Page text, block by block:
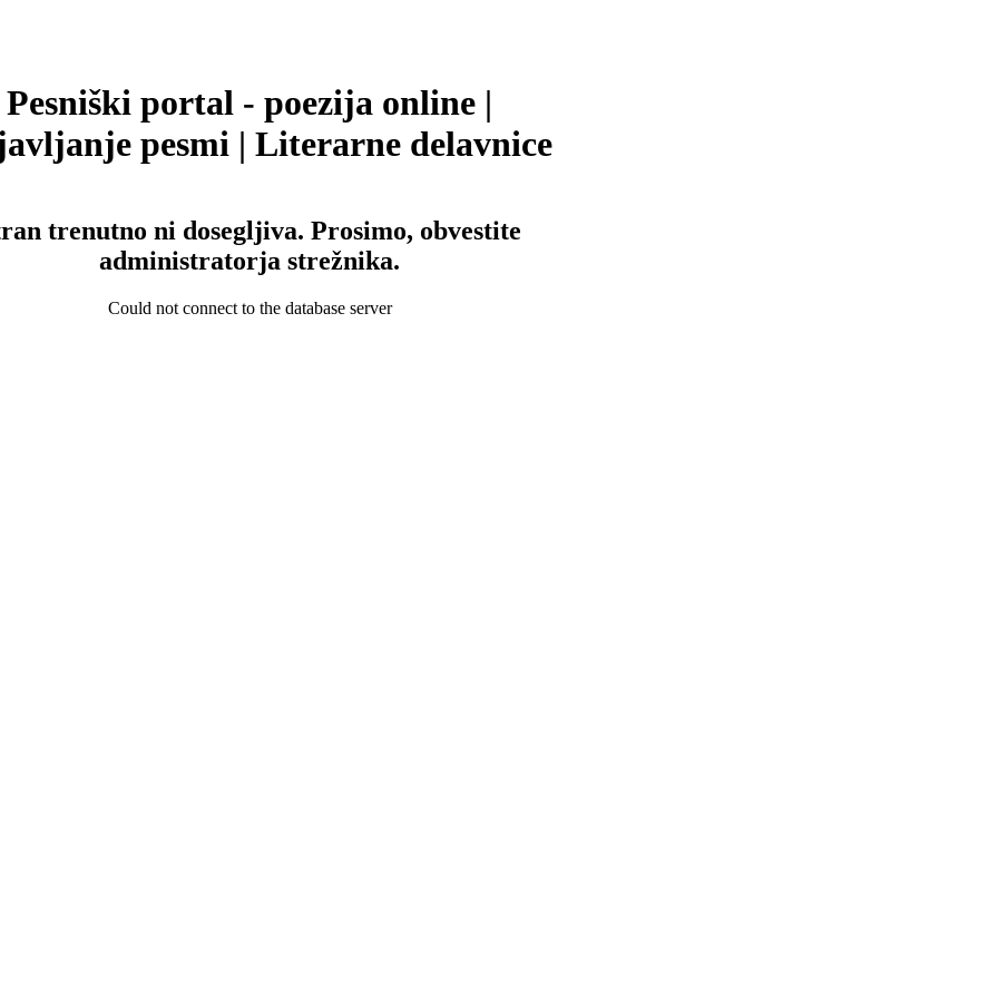
Pesniški portal - poezija online |
pesmi | Literarne delavnice
trenutno ni dosegljiva. Prosimo, obvestite
administratorja strežnika.
Could not connect to the database server